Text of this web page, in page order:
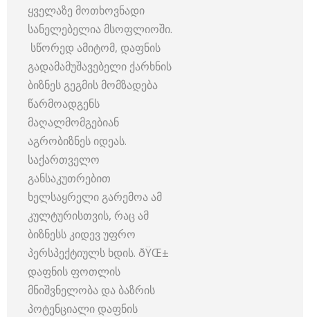
ყველაზე მოთხოვნადი
სანელებელია მსოფლიოში.
სწორედ ამიტომ, დაფნის
გადამამუშავებელი ქარხნის
ბიზნეს გეგმის მომზადება
წარმოადგენს
მაღალმომგებიან
აგრობიზნეს იდეას.
საქართველო
განსაკუთრებით
ხელსაყრელი გარემოა ამ
კულტურისთვის, რაც ამ
ბიზნესს კიდევ უფრო
პერსპექტიულს ხდის. ðŸŒ±
დაფნის ფოთლის
მნიშვნელობა და ბაზრის
პოტენციალი დაფნის